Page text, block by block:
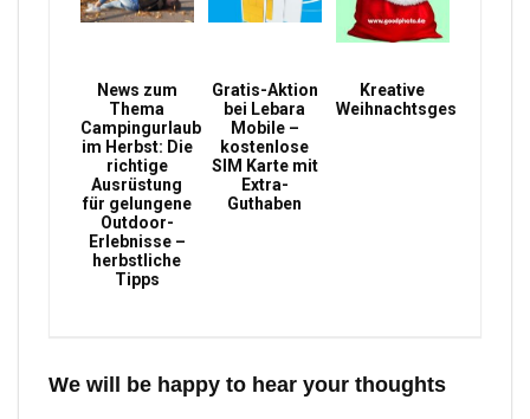
News zum
Thema
Campingurlaub
im Herbst: Die
richtige
Ausrüstung
für gelungene
Outdoor-
Erlebnisse –
herbstliche
Tipps
Gratis-Aktion
bei Lebara
Mobile –
kostenlose
SIM Karte mit
Extra-
Guthaben
Kreative
Weihnachtsgeschenke
We will be happy to hear your thoughts